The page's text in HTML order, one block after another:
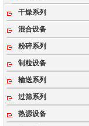
干燥系列
混合设备
粉碎系列
制粒设备
输送系列
过筛系列
热源设备